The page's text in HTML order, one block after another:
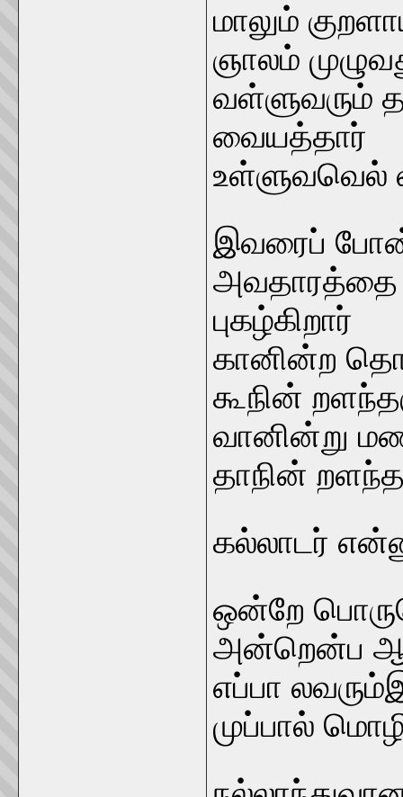
மாலும்
ஞாலம்
வள்ளுவரும்
வையத்தார்
உள்ளுவவெல்
இவரைப்
அவதாரத்தை
புகழ்கிறார்
கானின்ற
கூநின்
வானின்று
தாநின்
கல்லாடர்
ஒன்றே
அன்றென்ப
எப்பா
முப்பால்